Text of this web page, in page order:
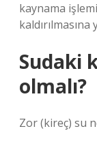
kaynama
kaldırılmasına
Sudaki
olmalı?
Zor (kireç) su